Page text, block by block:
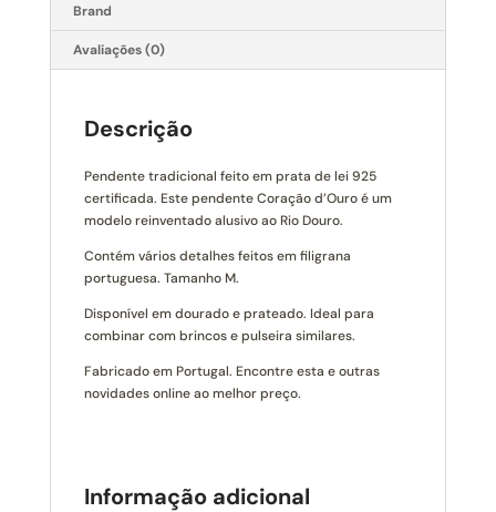
Brand
Avaliações (0)
Descrição
Pendente tradicional feito em prata de lei 925
certificada. Este pendente Coração d’Ouro é um
modelo reinventado alusivo ao Rio Douro.
Contém vários detalhes feitos em filigrana
portuguesa. Tamanho M.
Disponível em dourado e prateado. Ideal para
combinar com brincos e pulseira similares.
Fabricado em Portugal. Encontre esta e outras
novidades online ao melhor preço.
Informação adicional